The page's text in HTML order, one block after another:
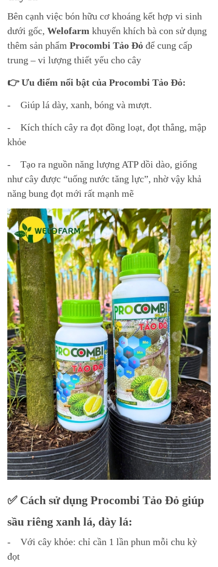
Bên cạnh việc bón hữu cơ khoáng kết hợp vi sinh
dưới gốc, Welofarm khuyến khích bà con sử dụng
thêm sản phẩm Procombi Tảo Đỏ để cung cấp
trung – vi lượng thiết yếu cho cây
👉 Ưu điểm nổi bật của Procombi Tảo Đỏ:
- Giúp lá dày, xanh, bóng và mượt.
- Kích thích cây ra đọt đồng loạt, đọt thẳng, mập
khỏe
- Tạo ra nguồn năng lượng ATP dồi dào, giống
như cây được “uống nước tăng lực”, nhờ vậy khả
năng bung đọt mới rất mạnh mẽ
✅ Cách sử dụng Procombi Tảo Đỏ giúp
sầu riêng xanh lá, dày lá:
- Với cây khỏe: chỉ cần 1 lần phun mỗi chu kỳ
đọt